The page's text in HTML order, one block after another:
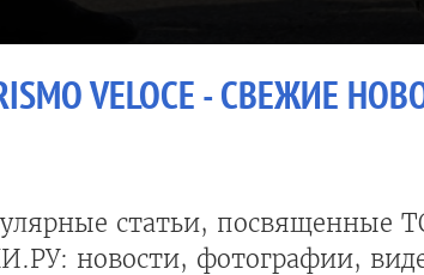
VELOCE - СВЕЖИЕ
статьи, посвященные
новости, фотографии,